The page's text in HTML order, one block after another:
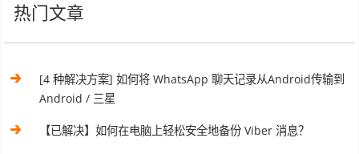
热门文章
[4 种解决方案] 如何将 WhatsApp 聊天记录从Android传输到
Android / 三星
【已解决】如何在电脑上轻松安全地备份 Viber 消息？